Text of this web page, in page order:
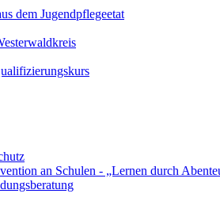
dem Jugendpflegeetat
an Schulen - „Lernen durch